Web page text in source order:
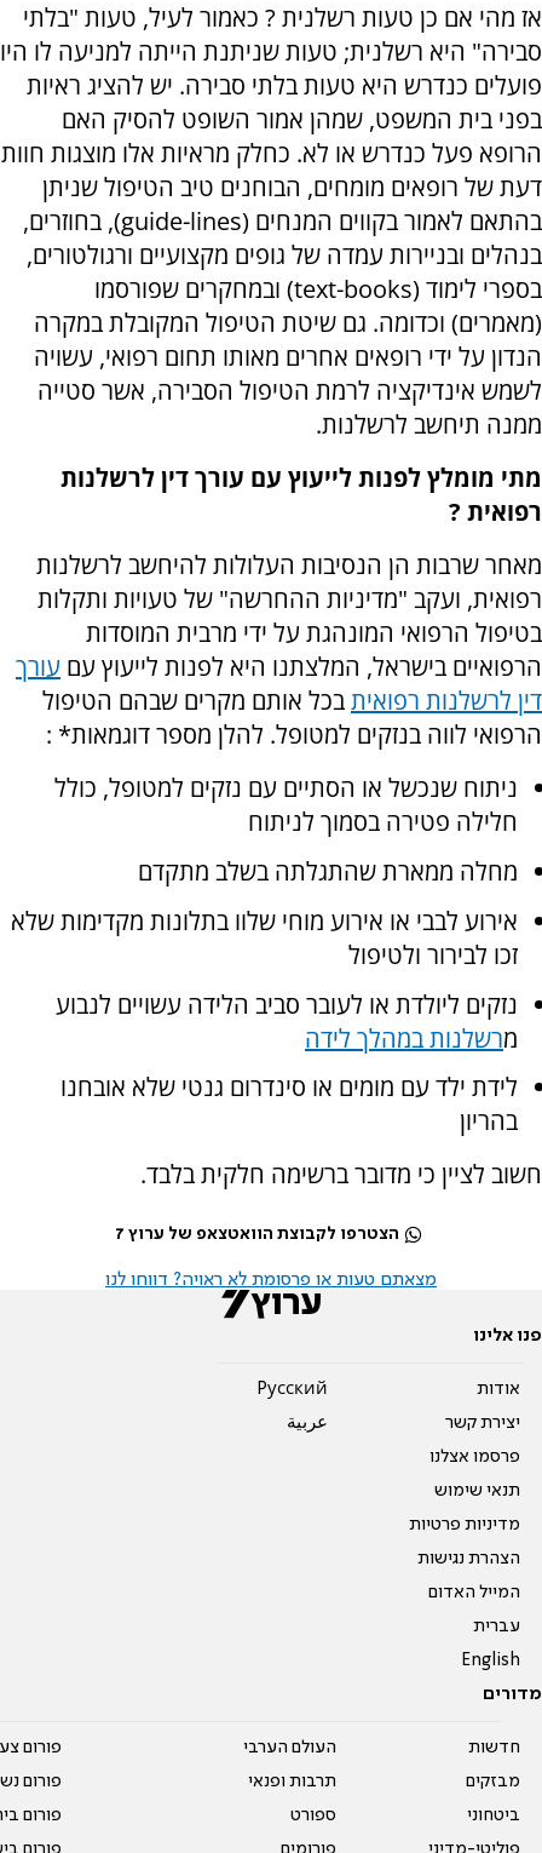
אז מהי אם כן טעות רשלנית ? כאמור לעיל, טעות "בלתי
סבירה" היא רשלנית; טעות שניתנת הייתה למניעה לו היו
פועלים כנדרש היא טעות בלתי סבירה. יש להציג ראיות
בפני בית המשפט, שמהן אמור השופט להסיק האם
הרופא פעל כנדרש או לא. כחלק מראיות אלו מוצגות חוות
דעת של רופאים מומחים, הבוחנים טיב הטיפול שניתן
בהתאם לאמור בקווים המנחים (guide-lines), בחוזרים,
בנהלים ובניירות עמדה של גופים מקצועיים ורגולטורים,
בספרי לימוד (text-books) ובמחקרים שפורסמו
(מאמרים) וכדומה. גם שיטת הטיפול המקובלת במקרה
הנדון על ידי רופאים אחרים מאותו תחום רפואי, עשויה
לשמש אינדיקציה לרמת הטיפול הסבירה, אשר סטייה
ממנה תיחשב לרשלנות.
מתי מומלץ לפנות לייעוץ עם עורך דין לרשלנות
רפואית ?
מאחר שרבות הן הנסיבות העלולות להיחשב לרשלנות
רפואית, ועקב "מדיניות ההחרשה" של טעויות ותקלות
בטיפול הרפואי המונהגת על ידי מרבית המוסדות
הרפואיים בישראל, המלצתנו היא לפנות לייעוץ עם עורך
דין לרשלנות רפואיתבכל אותם מקרים שבהם הטיפול
הרפואי לווה בנזקים למטופל. להלן מספר דוגמאות* :
ניתוח שנכשל או הסתיים עם נזקים למטופל, כולל
חלילה פטירה בסמוך לניתוח
מחלה ממארת שהתגלתה בשלב מתקדם
אירוע לבבי או אירוע מוחי שלוו בתלונות מקדימות שלא
זכו לבירור ולטיפול
נזקים ליולדת או לעובר סביב הלידה עשויים לנבוע
מרשלנות במהלך לידה
לידת ילד עם מומים או סינדרום גנטי שלא אובחנו
בהריון
חשוב לציין כי מדובר ברשימה חלקית בלבד.
הצטרפו לקבוצת הוואטצאפ של ערוץ 7
מצאתם טעות או פרסומת לא ראויה? דווחו לנו
פנו אלינו
אודות
יצירת קשר
פרסמו אצלנו
תנאי שימוש
מדיניות פרטיות
הצהרת נגישות
המייל האדום
עברית
English
Pусский
عربية
מדורים
חדשות
מבזקים
ביטחוני
העולם הערבי
תרבות ופנאי
ספורט
פורום
פורום
פורום